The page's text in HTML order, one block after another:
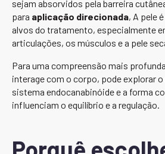
sejam absorvidos pela barreira
para aplicação direcionada, A pele
alvos do tratamento, especialmente
articulações, os músculos e a pele
Para uma compreensão mais
interage com o corpo, pode explorar
sistema endocanabinóide e a forma
influenciam o equilíbrio e a regulação.